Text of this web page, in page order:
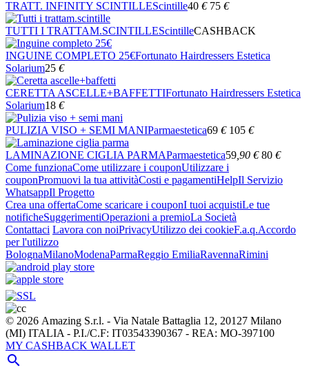
TRATT. INFINITY SCINTILLEScintille40 € 75 €
TUTTI I TRATTAM.SCINTILLEScintilleCASHBACK
INGUINE COMPLETO 25€Fortunato Hairdressers Estetica
Solarium25 €
CERETTA ASCELLE+BAFFETTIFortunato Hairdressers Estetica
Solarium18 €
PULIZIA VISO + SEMI MANIParmaestetica69 € 105 €
LAMINAZIONE CIGLIA PARMAParmaestetica59,90 € 80 €
Come funzionaCome utilizzare i couponUtilizzare i
couponPromuovi la tua attivitàCosti e pagamentiHelpIl Servizio
WhatsappIl Progetto
Crea una offertaCome scaricare i couponI tuoi acquistiLe tue
notificheSuggerimentiOperazioni a premioLa Società
Contattaci Lavora con noiPrivacyUtilizzo dei cookieF.a.q.Accordo
per l'utilizzo
BolognaMilanoModenaParmaReggio EmiliaRavennaRimini
© 2026 Amazing S.r.l. - Via Natale Battaglia 12, 20127 Milano
(MI) ITALIA - P.I./C.F: IT03543390367 - REA: MO-397100
MY CASHBACK WALLET
